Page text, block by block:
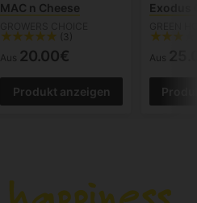
MAC n Cheese
(3)
Aus 20.00€
Produkt anzeigen
Exodus
Aus